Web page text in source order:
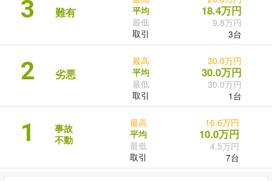
3 難有
平均
最低
取引
18.4万円
9.8万円
3台
2 劣悪
最高
平均
最低
取引
30.0万円
30.0万円
30.0万円
1台
1
事故
不動
最高
平均
最低
取引
16.6万円
10.0万円
4.5万円
7台